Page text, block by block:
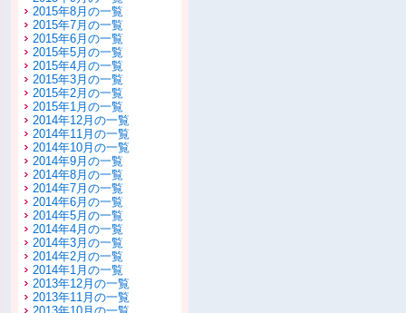
2015年8月の一覧
2015年7月の一覧
2015年6月の一覧
2015年5月の一覧
2015年4月の一覧
2015年3月の一覧
2015年2月の一覧
2015年1月の一覧
2014年12月の一覧
2014年11月の一覧
2014年10月の一覧
2014年9月の一覧
2014年8月の一覧
2014年7月の一覧
2014年6月の一覧
2014年5月の一覧
2014年4月の一覧
2014年3月の一覧
2014年2月の一覧
2014年1月の一覧
2013年12月の一覧
2013年11月の一覧